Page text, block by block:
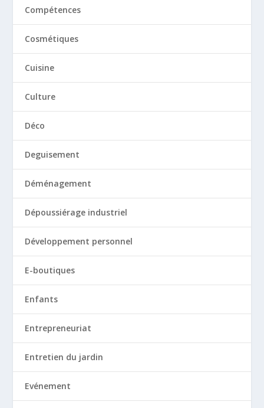
Compétences
Cosmétiques
Cuisine
Culture
Déco
Deguisement
Déménagement
Dépoussiérage industriel
Développement personnel
E-boutiques
Enfants
Entrepreneuriat
Entretien du jardin
Evénement